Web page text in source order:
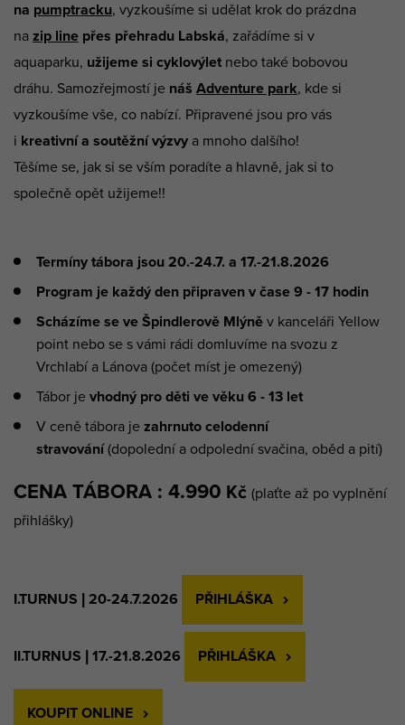
na pumptracku, vyzkoušíme si udělat krok do prázdna
na zip line přes přehradu Labská, zařádíme si v
aquaparku, užijeme si cyklovýlet nebo také bobovou
dráhu. Samozřejmostí je náš Adventure park, kde si
vyzkoušíme vše, co nabízí. Připravené jsou pro vás
i kreativní a soutěžní výzvy a mnoho dalšího!
Těšíme se, jak si se vším poradíte a hlavně, jak si to
společně opět užijeme!!
Termíny tábora jsou 20.-24.7. a 17.-21.8.2026
Program je každý den připraven v čase 9 - 17 hodin
Scházíme se ve Špindlerově Mlýně v kanceláři Yellow
point nebo se s vámi rádi domluvíme na svozu z
Vrchlabí a Lánova (počet míst je omezený)
Tábor je vhodný pro děti ve věku 6 - 13 let
V ceně tábora je zahrnuto celodenní
stravování(dopolední a odpolední svačina, oběd a pití)
CENA TÁBORA : 4.990 Kč (plaťte až po vyplnění
přihlášky)
I.TURNUS | 20-24.7.2026 PŘIHLÁŠKA
II.TURNUS | 17.-21.8.2026 PŘIHLÁŠKA
KOUPIT ONLINE